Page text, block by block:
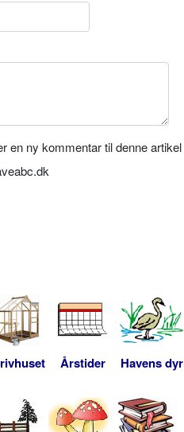
en ny kommentar til denne artikel
Årstider Havens dyr